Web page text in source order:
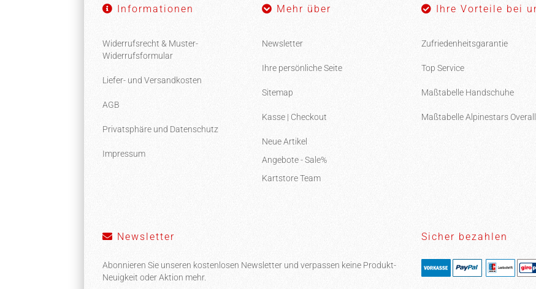
Informationen
Widerrufsrecht & Muster-
Widerrufsformular
Liefer- und Versandkosten
AGB
Privatsphäre und Datenschutz
Impressum
Mehr über
Newsletter
Ihre persönliche Seite
Sitemap
Kasse | Checkout
Neue Artikel
Angebote - Sale%
Kartstore Team
Ihre Vorteile bei
Zufriedenheitsgarantie
Top Service
Maßtabelle Handschuhe
Maßtabelle Alpinestars Overall
Newsletter
Abonnieren Sie unseren kostenlosen Newsletter und verpassen keine Produkt-
Neuigkeit oder Aktion mehr.
Sicher bezahlen